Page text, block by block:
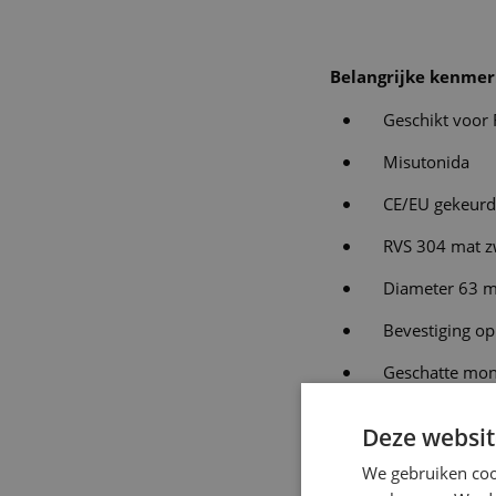
Belangrijke
Geschikt voor
Misutonida
CE/EU gekeurd
RVS 304 mat
Diameter 63
Bevestiging
Geschatte
Deze
We gebruiken